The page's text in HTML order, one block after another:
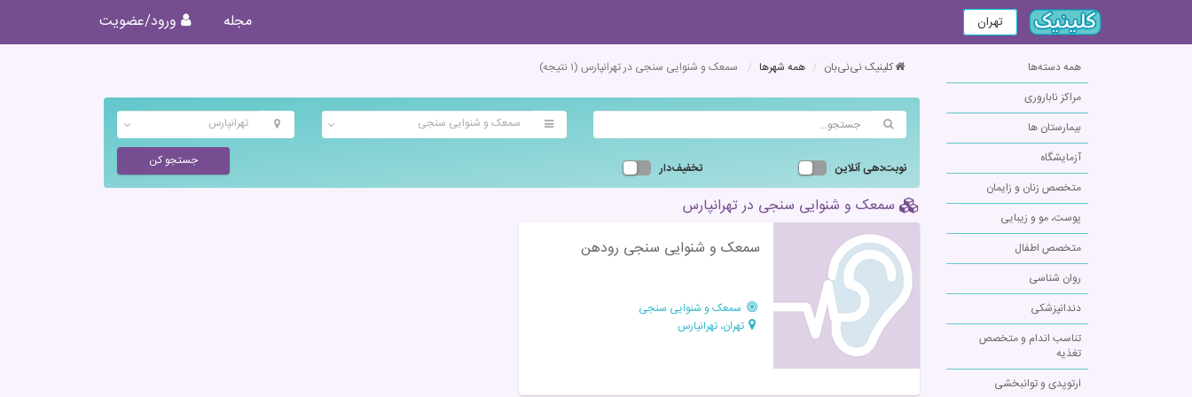
تهران مجله ورود/عضویت
همه دسته‌ها
مراکز ناباروری
بیمارستان ها
آزمایشگاه
متخصص زنان و زایمان
پوست، مو و زیبایی
متخصص اطفال
روان شناسی
دندانپزشکی
تناسب اندام و متخصص
تغذیه
ارتوپدی و توانبخشی
کلینیک نی‌نی‌بان همه شهرها سمعک و شنوایی سنجی در تهرانپارس (۱ نتیجه)
سمعک و شنوایی سنجی تهرانپارس
نوبت‌دهی آنلاین تخفیف‌دار جستجو کن
سمعک و شنوایی سنجی در تهرانپارس
سمعک و شنوایی سنجی رودهن
سمعک و شنوایی سنجی
تهران، تهرانپارس